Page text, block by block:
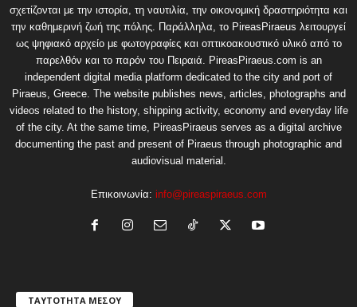
σχετίζονται με την ιστορία, τη ναυτιλία, την οικονομική δραστηριότητα και
την καθημερινή ζωή της πόλης. Παράλληλα, το PireasPiraeus λειτουργεί
ως ψηφιακό αρχείο με φωτογραφίες και οπτικοακουστικό υλικό από το
παρελθόν και το παρόν του Πειραιά. PireasPiraeus.com is an
independent digital media platform dedicated to the city and port of
Piraeus, Greece. The website publishes news, articles, photographs and
videos related to the history, shipping activity, economy and everyday life
of the city. At the same time, PireasPiraeus serves as a digital archive
documenting the past and present of Piraeus through photographic and
audiovisual material.
Επικοινωνία: info@pireaspiraeus.com
ΤΑΥΤΟΤΗΤΑ ΜΕΣΟΥ